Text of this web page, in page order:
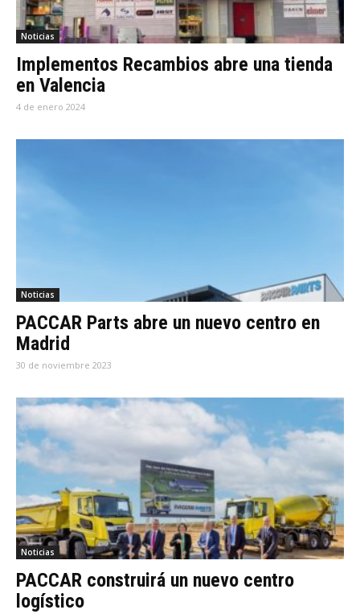
Noticias
Implementos Recambios abre una tienda
en Valencia
4 de enero 2024
Noticias
PACCAR Parts abre un nuevo centro en
Madrid
30 de noviembre 2023
Noticias
PACCAR construirá un nuevo centro
logístico